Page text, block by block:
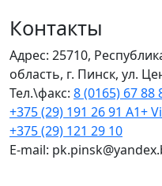
Контакты
Адрес: 25710,
область, г. Пинск, ул.
Тел.\факс: 8 (0165) 67 88
+375 (29) 191 26 91 A1+
+375 (29) 121 29 10
E-mail: